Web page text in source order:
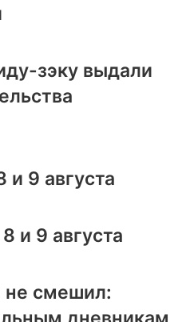
зэку выдали
9 августа
и 9 августа
не смешил: